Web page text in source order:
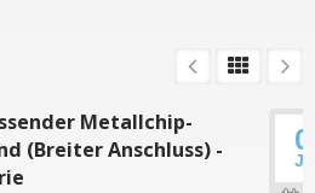
Metallchip-
(Breiter Anschluss) -